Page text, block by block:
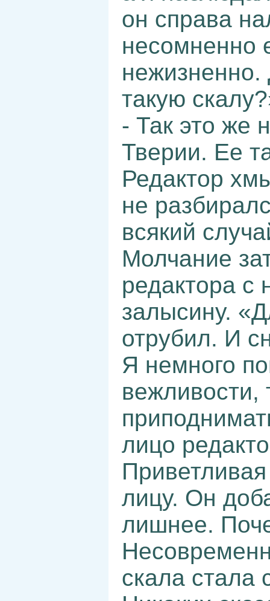
он справа
несомненно
такую
- Так это же
Тверии. Ее
Редактор
не
всякий
Молчание
редактора с
залысину.
отрубил. И
Я немного
вежливости,
лицо
лицу. Он
лишнее.
скала стала